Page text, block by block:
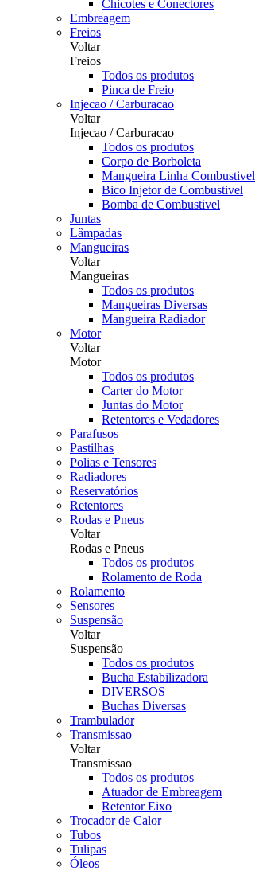
Chicotes e Conectores
Embreagem
Freios
Voltar
Freios
Todos os produtos
Pinca de Freio
Injecao / Carburacao
Voltar
Injecao / Carburacao
Todos os produtos
Corpo de Borboleta
Mangueira Linha Combustivel
Bico Injetor de Combustivel
Bomba de Combustivel
Juntas
Lâmpadas
Mangueiras
Voltar
Mangueiras
Todos os produtos
Mangueiras Diversas
Mangueira Radiador
Motor
Voltar
Motor
Todos os produtos
Carter do Motor
Juntas do Motor
Retentores e Vedadores
Parafusos
Pastilhas
Polias e Tensores
Radiadores
Reservatórios
Retentores
Rodas e Pneus
Voltar
Rodas e Pneus
Todos os produtos
Rolamento de Roda
Rolamento
Sensores
Suspensão
Voltar
Suspensão
Todos os produtos
Bucha Estabilizadora
DIVERSOS
Buchas Diversas
Trambulador
Transmissao
Voltar
Transmissao
Todos os produtos
Atuador de Embreagem
Retentor Eixo
Trocador de Calor
Tubos
Tulipas
Óleos